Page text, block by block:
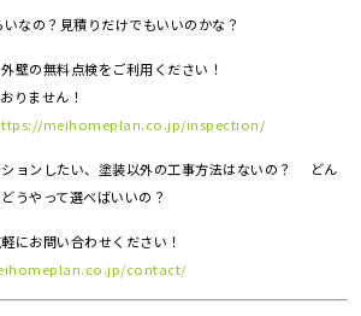
なの？見積りだけでもいいのかな？
壁の無料点検をご利用ください！
りません！
meihomeplan.co.jp/inspection/
ョンしたい、塗装以外の工事方法はないの？ どん
うやって選べばいいの？
お問い合わせください！
contact/